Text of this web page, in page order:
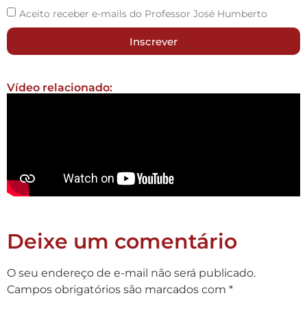
Aceito receber e-mails do Professor José Humberto
Inscrever
Vídeo relacionado:
Deixe um comentário
O seu endereço de e-mail não será publicado.
Campos obrigatórios são marcados com *